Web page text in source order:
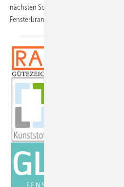
nächsten Schritte auf, mit denen sich
Fensterbranche zu beschäftigen